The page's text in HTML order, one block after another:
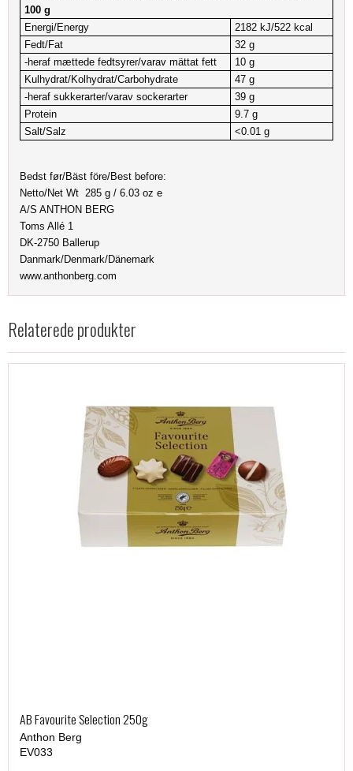
100 g
Energi/Energy
2182 kJ/522 kcal
Fedt/Fat
32 g
-heraf mættede fedtsyrer/varav mättat fett
10 g
Kulhydrat/Kolhydrat/Carbohydrate
47 g
-heraf sukkerarter/varav sockerarter
39 g
Protein
9.7 g
Salt/Salz
<0.01 g
Bedst før/Bäst före/Best before:
Netto/Net Wt 285 g / 6.03 oz e
A/S ANTHON BERG
Toms Allé 1
DK-2750 Ballerup
Danmark/Denmark/Dänemark
www.anthonberg.com
Relaterede produkter
AB Favourite Selection 250g
Anthon Berg
EV033